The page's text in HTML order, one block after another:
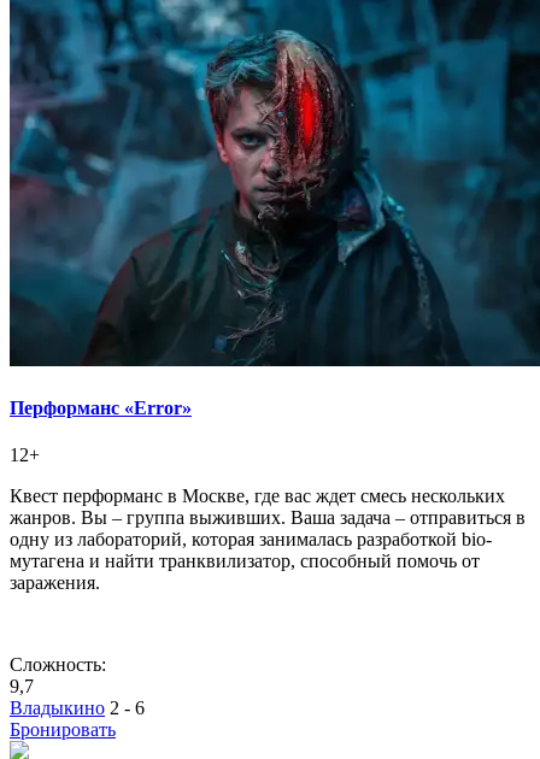
Перформанс «Error»
12+
Квест перформанс в Москве, где вас ждет смесь нескольких
жанров. Вы – группа выживших. Ваша задача – отправиться в
одну из лабораторий, которая занималась разработкой bio-
мутагена и найти транквилизатор, способный помочь от
заражения.
Сложность:
9,7
Владыкино 2 - 6
Бронировать